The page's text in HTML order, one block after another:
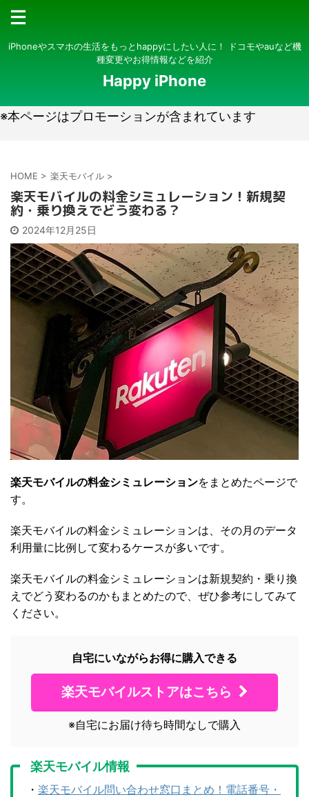
iPhoneやスマホの生活をもっとhappyにしたい人に！ ドコモやauなど機
種変更やお得情報などを紹介
Happy iPhone
※本ページはプロモーションが含まれています
HOME > 楽天モバイル >
楽天モバイルの料金シミュレーション！新規契
約・乗り換えでどう変わる？
2024年12月25日
楽天モバイルの料金シミュレーションをまとめたページで
す。
楽天モバイルの料金シミュレーションは、その月のデータ
利用量に比例して変わるケースが多いです。
楽天モバイルの料金シミュレーションは新規契約・乗り換
えでどう変わるのかもまとめたので、ぜひ参考にしてみて
ください。
自宅にいながらお得に購入できる
楽天モバイルストアはこちら
※自宅にお届け待ち時間なしで購入
楽天モバイル情報
・ 楽天モバイル問い合わせ窓口まとめ！電話番号・